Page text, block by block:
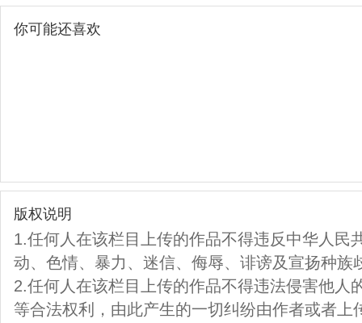
你可能还喜欢
版权说明
1.任何人在该栏目上传的作品不得违反中华人民
动、色情、暴力、迷信、侮辱、诽谤及宣扬种族
2.任何人在该栏目上传的作品不得违法侵害他人
等合法权利，由此产生的一切纠纷由作者或者上